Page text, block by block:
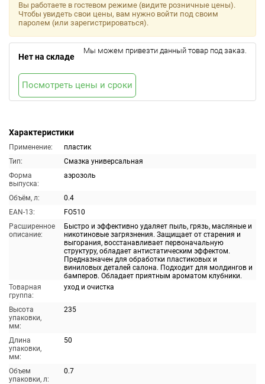
Характеристики
Применение:
пластик
Тип:
Смазка универсальная
Форма
выпуска:
аэрозоль
Объём, л:
0.4
EAN-13:
FO510
Расширенное
описание:
Быстро и эффективно удаляет пыль, грязь, масляные и
никотиновые загрязнения. Защищает от старения и
выгорания, восстанавливает первоначальную
структуру, обладает антистатическим эффектом.
Предназначен для обработки пластиковых и
виниловых деталей салона. Подходит для молдингов и
бамперов. Обладает приятным ароматом клубники.
Товарная
группа:
уход и очистка
Высота
упаковки,
мм:
235
Длина
упаковки,
мм:
50
Объем
упаковки, л:
0.7
Вы работаете в гостевом режиме (видите розничные цены).
Чтобы увидеть свои цены, вам нужно войти под своим
паролем (или зарегистрироваться).
Нет на складе
Мы можем привезти данный товар под заказ.
Посмотреть цены и сроки